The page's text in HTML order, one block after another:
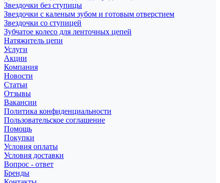
Звездочки без ступицы
Звездочки с каленым зубом и готовым отверстием
Звездочки со ступицей
Зубчатое колесо для ленточных цепей
Натяжитель цепи
Услуги
Акции
Компания
Новости
Статьи
Отзывы
Вакансии
Политика конфиденциальности
Пользовательское соглашение
Помощь
Покупки
Условия оплаты
Условия доставки
Вопрос - ответ
Бренды